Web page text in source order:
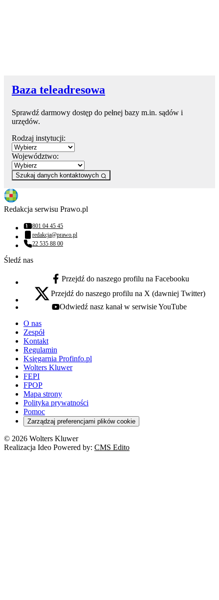
Baza teleadresowa
Sprawdź darmowy dostęp do pełnej bazy m.in. sądów i
urzędów.
Rodzaj instytucji:
Województwo:
Szukaj danych kontaktowych
Redakcja serwisu Prawo.pl
Numer telefonu:
801 04 45 45
Adres email:
redakcja@prawo.pl
Numer telefonu:
22 535 88 00
Śledź nas
facebook - otwiera się w nowej karcie
Przejdź do naszego profilu na Facebooku
x - otwiera się w nowej karcie
Przejdź do naszego profilu na X (dawniej Twitter)
youtube - otwiera się w nowej karcie
Odwiedź nasz kanał w serwisie YouTube
O nas
Zespół
Kontakt
Regulamin
Księgarnia Profinfo.pl
Wolters Kluwer
FEPI
FPOP
Mapa strony
Polityka prywatności
Pomoc
Zarządzaj preferencjami plików cookie
© 2026 Wolters Kluwer
Realizacja Ideo Powered by: CMS Edito